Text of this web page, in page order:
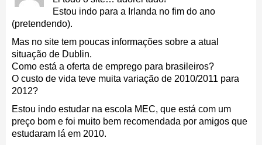
Estou indo para a Irlanda no fim do ano
(pretendendo).
Mas no site tem poucas informações sobre a atual
situação de Dublin.
Como está a oferta de emprego para brasileiros?
O custo de vida teve muita variação de 2010/2011 para
2012?
Estou indo estudar na escola MEC, que está com um
preço bom e foi muito bem recomendada por amigos que
estudaram lá em 2010.